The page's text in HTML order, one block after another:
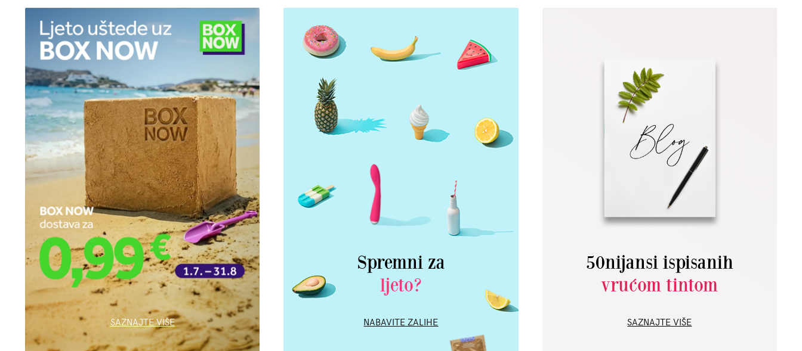
SAZNAJTE VIŠE
Spremni za
ljeto?
NABAVITE ZALIHE
50nijansi ispisanih
vrućom tintom
SAZNAJTE VIŠE